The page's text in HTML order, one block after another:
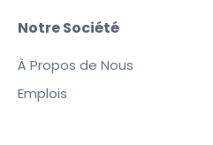
Notre Société
À Propos de Nous
Emplois